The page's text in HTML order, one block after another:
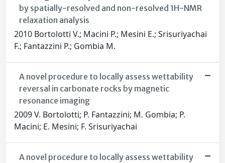
by spatially-resolved and non-resolved 1H-NMR
relaxation analysis
2010 Bortolotti V.; Macini P.; Mesini E.; Srisuriyachai
F.; Fantazzini P.; Gombia M.
A novel procedure to locally assess wettability
reversal in carbonate rocks by magnetic
resonance imaging
2009 V. Bortolotti; P. Fantazzini; M. Gombia; P.
Macini; E. Mesini; F. Srisuriyachai
A novel procedure to locally assess wettability